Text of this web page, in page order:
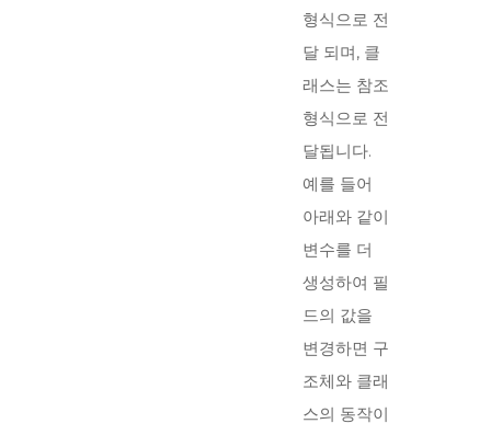
형식으로 전
달 되며, 클
래스는 참조
형식으로 전
달됩니다.
예를 들어
아래와 같이
변수를 더
생성하여 필
드의 값을
변경하면 구
조체와 클래
스의 동작이